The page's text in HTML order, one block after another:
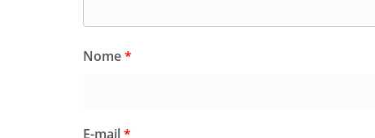
Nome*
E-mail*